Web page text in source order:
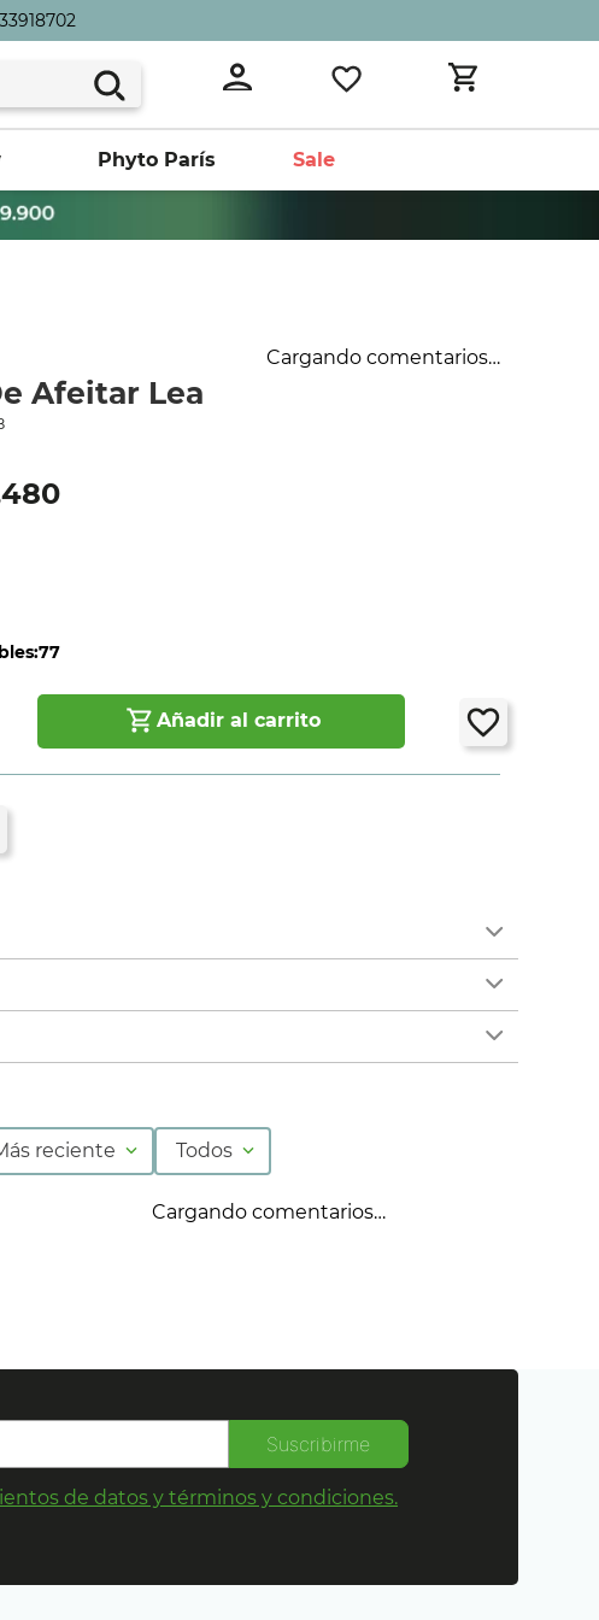
Phyto París Sale
Cargando comentarios…
Afeitar Lea
480
77
Añadir al carrito
reciente Todos
Cargando comentarios…
Suscribirme
de datos y términos y condiciones.